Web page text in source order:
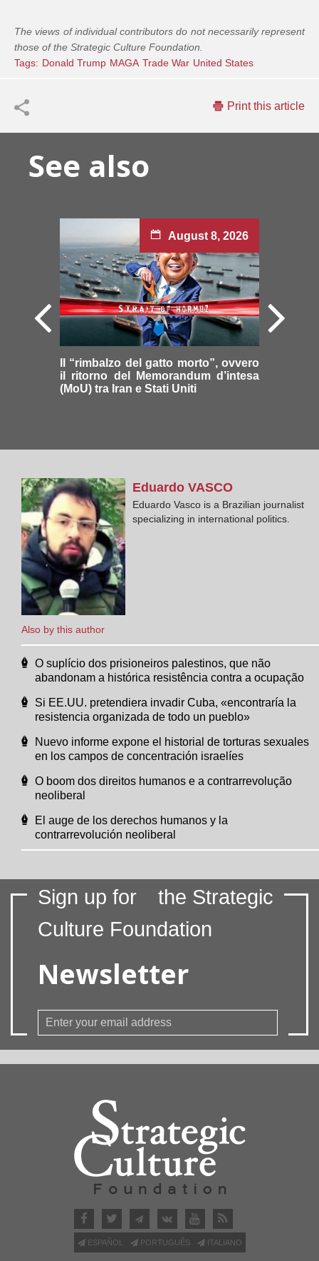
The views of individual contributors do not necessarily represent
those of the Strategic Culture Foundation.
Tags: Donald Trump MAGA Trade War United States
Print this article
See also
August 8, 2026
Il “rimbalzo del gatto morto”, ovvero
il ritorno del Memorandum d’intesa
(MoU) tra Iran e Stati Uniti
Also by this author
EduardoVASCO
Eduardo Vasco is a Brazilian journalist
specializing in international politics.
O suplício dos prisioneiros palestinos, que não
abandonam a histórica resistência contra a ocupação
Si EE.UU. pretendiera invadir Cuba, «encontraría la
resistencia organizada de todo un pueblo»
Nuevo informe expone el historial de torturas sexuales
en los campos de concentración israelíes
O boom dos direitos humanos e a contrarrevolução
neoliberal
El auge de los derechos humanos y la
contrarrevolución neoliberal
Sign up for
the Strategic
Culture Foundation
Newsletter
ESPAÑOL PORTUGUÊS ITALIANO